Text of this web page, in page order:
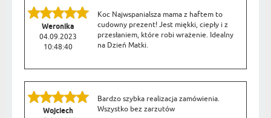
Weronika
04.09.2023
10:48:40
Koc Najwspanialsza mama z haftem to
cudowny prezent! Jest miękki, ciepły i z
przesłaniem, które robi wrażenie. Idealny
na Dzień Matki.
Wojciech
Bardzo szybka realizacja zamówienia.
Wszystko bez zarzutów